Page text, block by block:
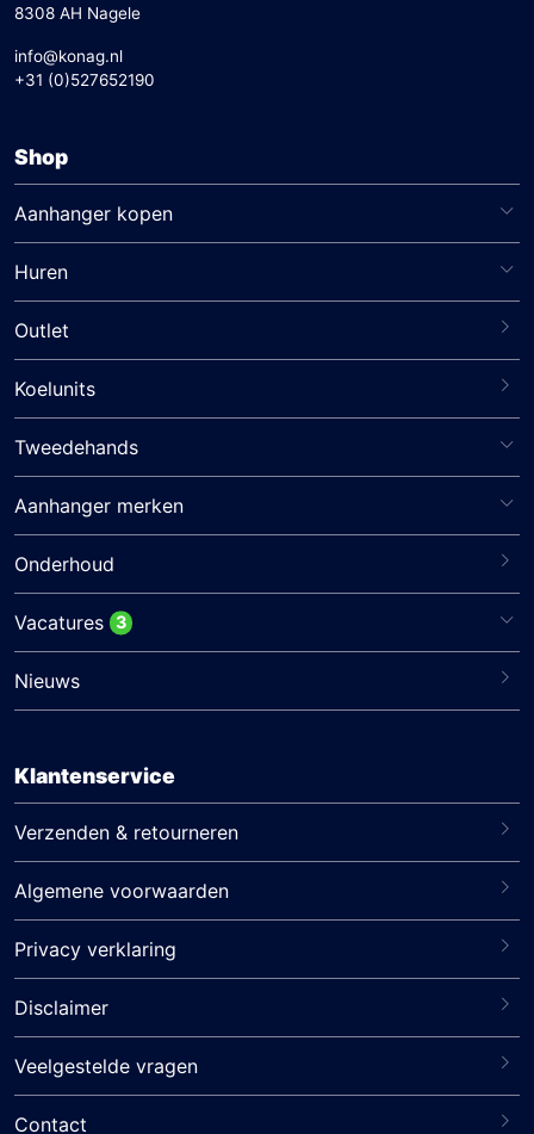
8308 AH Nagele
info@konag.nl
+31 (0)527652190
Shop
Aanhanger kopen
Huren
Outlet
Koelunits
Tweedehands
Aanhanger merken
Onderhoud
Vacatures 3
Nieuws
Klantenservice
Verzenden & retourneren
Algemene voorwaarden
Privacy verklaring
Disclaimer
Veelgestelde vragen
Contact